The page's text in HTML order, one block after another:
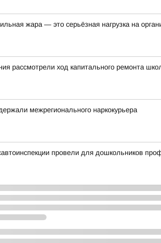
жара — это серьёзная нагрузка на
рассмотрели ход капитального ремонта
межрегионального наркокурьера
провели для дошкольников